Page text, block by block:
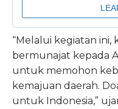
“Melalui kegiatan ini,
bermunajat kepada
untuk memohon
kemajuan daerah.
untuk Indonesia,”